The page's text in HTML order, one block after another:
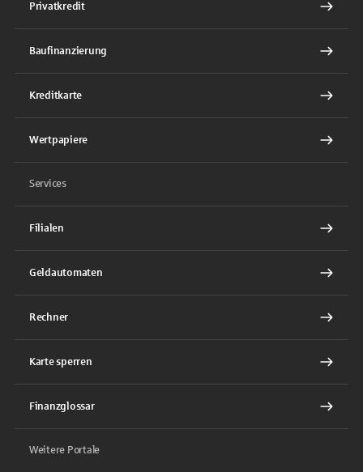
Privatkredit
Baufinanzierung
Kreditkarte
Wertpapiere
Services
Filialen
Geldautomaten
Rechner
Karte sperren
Finanzglossar
Weitere Portale